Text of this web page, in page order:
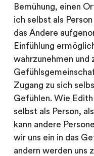
Bemühung, einen
ich selbst als
das Andere
Einfühlung
wahrzunehmen und
Zugang zu sich
Gefühlen. Wie
selbst als Person,
kann andere
wir uns ein in das
andern werden uns